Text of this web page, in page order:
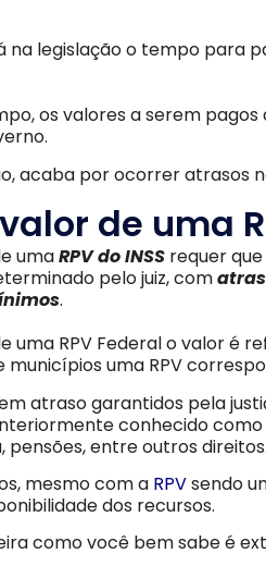
legislação o tempo para
os valores a serem
acaba por ocorrer atrasos
de uma
umaRPV do INSS requer
pelo juiz, com
.
uma RPV Federal o valor é
municípios uma RPV
atraso garantidos pela
conhecido como
pensões, entre outros direitos.
mesmo com a RPVsendo
dos recursos.
como você bem sabe é